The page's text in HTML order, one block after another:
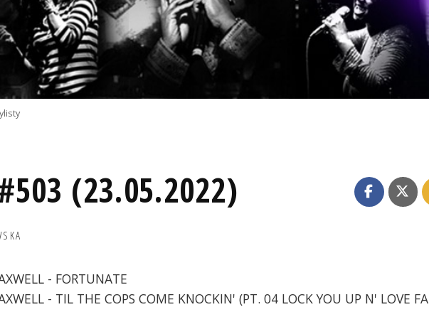
(23.05.2022)
- FORTUNATE
- TIL THE COPS COME KNOCKIN' (PT. 04 LOCK YOU UP N' LOVE FA